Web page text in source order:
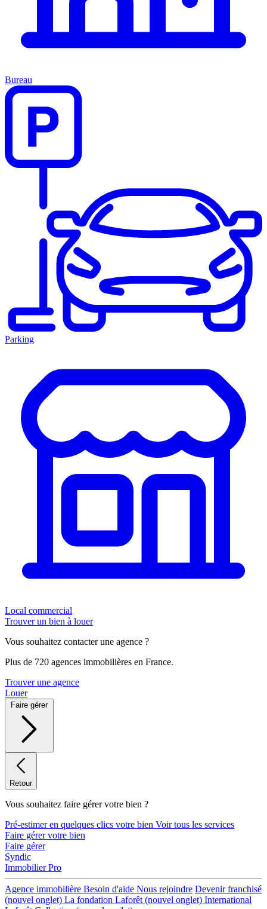
Bureau
Parking
Local commercial
Trouver un bien à louer
Vous souhaitez contacter une agence ?
Plus de 720 agences immobilières en France.
Trouver une agence
Louer
Faire gérer
Retour
Vous souhaitez faire gérer votre bien ?
Pré-estimer en quelques clics votre bien Voir tous les services
Faire gérer votre bien
Faire gérer
Syndic
Immobilier Pro
Agence immobilière Besoin d'aide Nous rejoindre Devenir franchisé
(nouvel onglet) La fondation Laforêt (nouvel onglet) International